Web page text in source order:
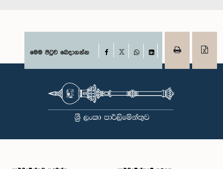
මෙම පිටුව බෙදාගන්න Facebook
WhatsAppLinkedIn